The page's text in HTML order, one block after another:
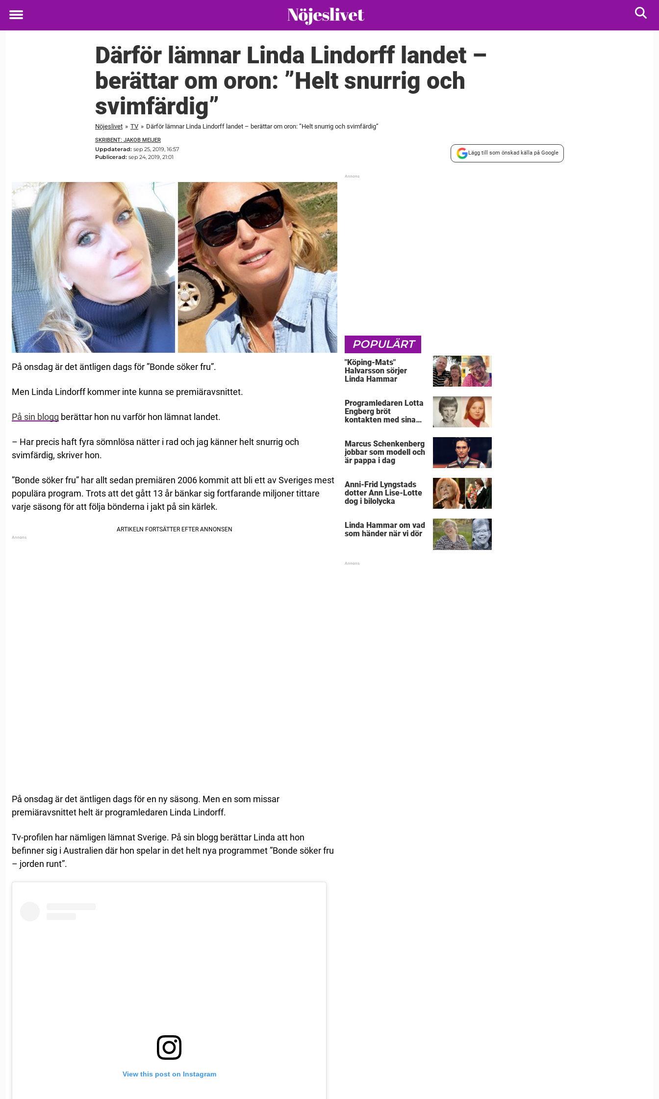
Toggle
Därför lämnar Linda Lindorff landet –
berättar om oron: ”Helt snurrig och
svimfärdig”
Nöjeslivet » TV » Därför lämnar Linda Lindorff landet – berättar om oron: ”Helt snurrig och svimfärdig”
SKRIBENT: JAKOB MEIJER
Uppdaterad: sep 25, 2019, 16:57
Publicerad: sep 24, 2019, 21:01
Lägg till som önskad källa på Google
På onsdag är det äntligen dags för ”Bonde söker fru”.
Men Linda Lindorff kommer inte kunna se premiäravsnittet.
På sin blogg berättar hon nu varför hon lämnat landet.
– Har precis haft fyra sömnlösa nätter i rad och jag känner helt snurrig och
svimfärdig, skriver hon.
”Bonde söker fru” har allt sedan premiären 2006 kommit att bli ett av Sveriges mest
populära program. Trots att det gått 13 år bänkar sig fortfarande miljoner tittare
varje säsong för att följa bönderna i jakt på sin kärlek.
På onsdag är det äntligen dags för en ny säsong. Men en som missar
premiäravsnittet helt är programledaren Linda Lindorff.
Tv-profilen har nämligen lämnat Sverige. På sin blogg berättar Linda att hon
befinner sig i Australien där hon spelar in det helt nya programmet ”Bonde söker fru
– jorden runt”.
View this post on Instagram
POPULÄRT
"Köping-Mats"
Halvarsson sörjer
Linda Hammar
Programledaren Lotta
Engberg bröt
kontakten med sina
Marcus Schenkenberg
jobbar som modell och
är pappa i dag
Anni-Frid Lyngstads
dotter Ann Lise-Lotte
dog i bilolycka
Linda Hammar om vad
som händer när vi dör